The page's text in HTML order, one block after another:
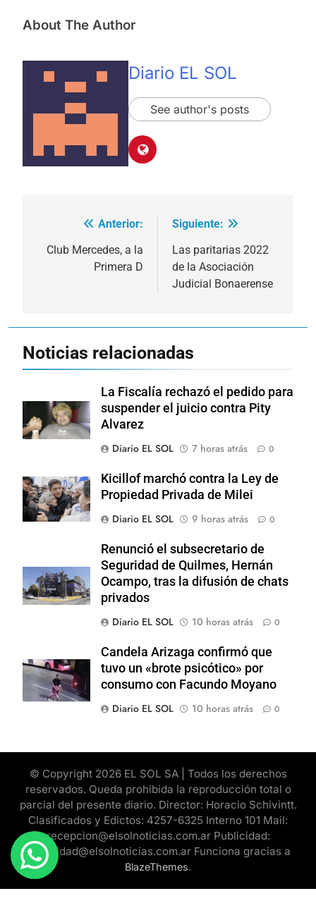
About The Author
Diario EL SOL
See author's posts
Navegación
de
Anterior:
Club Mercedes, a la
Primera D
Siguiente:
Las paritarias 2022
de la Asociación
Judicial Bonaerense
Noticias relacionadas
La Fiscalía rechazó el pedido para
suspender el juicio contra Pity
Alvarez
Diario EL SOL
7 horas atrás 0
Kicillof marchó contra la Ley de
Propiedad Privada de Milei
Diario EL SOL
9 horas atrás 0
Renunció el subsecretario de
Seguridad de Quilmes, Hernán
Ocampo, tras la difusión de chats
privados
Diario EL SOL
10 horas atrás 0
Candela Arizaga confirmó que
tuvo un «brote psicótico» por
consumo con Facundo Moyano
Diario EL SOL
10 horas atrás 0
© Copyright 2026 EL SOL SA | Todos los derechos
reservados. Queda prohibida la reproducción total o
parcial del presente diario. Director: Horacio Schivintt.
Clasificados y Edictos: 4257-6325 Interno 101 Mail:
recepcion@elsolnoticias.com.ar Publicidad:
publicidad@elsolnoticias.com.ar Funciona gracias a
BlazeThemes.